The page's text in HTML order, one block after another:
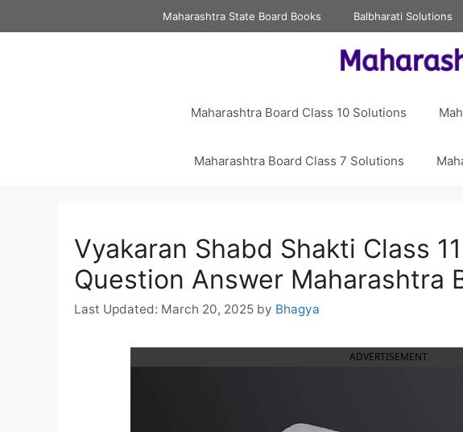
to
Maharashtra State Board Books Balbharati Solutions
Maharashtra Board Class 10 Solutions
Maharashtra Board Class 7 Solutions
Vyakaran Shabd Shakti Class
Question Answer Maharashtra
March 20, 2025 by Bhagya
ADVERTISEMENT